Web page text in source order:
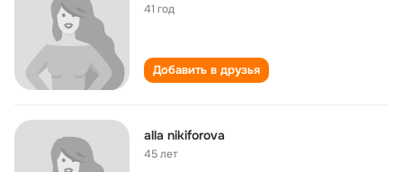
41 год
Добавить в друзья
alla nikiforova
45 лет